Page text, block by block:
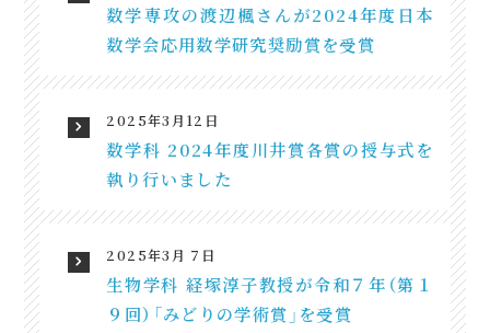
数学専攻の渡辺楓さんが2024年度日本
数学会応用数学研究奨励賞を受賞
2025年3月12日
数学科 2024年度川井賞各賞の授与式を
執り行いました
2025年3月 7日
生物学科 経塚淳子教授が令和７年（第１
９回）「みどりの学術賞」を受賞